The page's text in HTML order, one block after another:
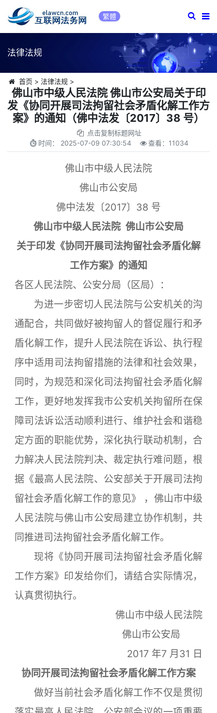
繁體
法律法规
首页 > 法律法规 >
佛山市中级人民法院 佛山市公安局关于印
发《协同开展司法拘留社会矛盾化解工作方
案》的通知（佛中法发〔2017〕38 号）
点击复制标题网址
时间： 2025-07-09 07:30:54 查看： 11034
佛山市中级人民法院
佛山市公安局
佛中法发〔2017〕38 号
佛山市中级人民法院 佛山市公安局
关于印发《协同开展司法拘留社会矛盾化解
工作方案》的通知
各区人民法院、公安分局（区局）：
为进一步密切人民法院与公安机关的沟
通配合，共同做好被拘留人的督促履行和矛
盾化解工作，提升人民法院在诉讼、执行程
序中适用司法拘留措施的法律和社会效果，
同时，为规范和深化司法拘留社会矛盾化解
工作，更好地发挥我市公安机关拘留所在保
障司法诉讼活动顺利进行、维护社会和谐稳
定方面的职能优势，深化执行联动机制，合
力解决人民法院判决、裁定执行难问题，根
据《最高人民法院、公安部关于开展司法拘
留社会矛盾化解工作的意见》 ，佛山市中级
人民法院与佛山市公安局建立协作机制，共
同推进司法拘留社会矛盾化解工作。
现将《协同开展司法拘留社会矛盾化解
工作方案》印发给你们，请结合实际情况，
认真贯彻执行。
佛山市中级人民法院
佛山市公安局
2017 年7 月31 日
协同开展司法拘留社会矛盾化解工作方案
做好当前社会矛盾化解工作不仅是贯彻